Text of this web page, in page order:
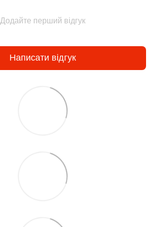
Додайте перший відгук
Написати відгук